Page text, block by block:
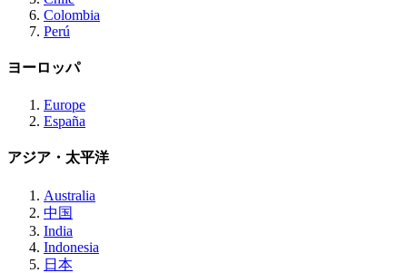
Colombia
Perú
ヨーロッパ
Europe
España
アジア・太平洋
Australia
中国
India
Indonesia
日本